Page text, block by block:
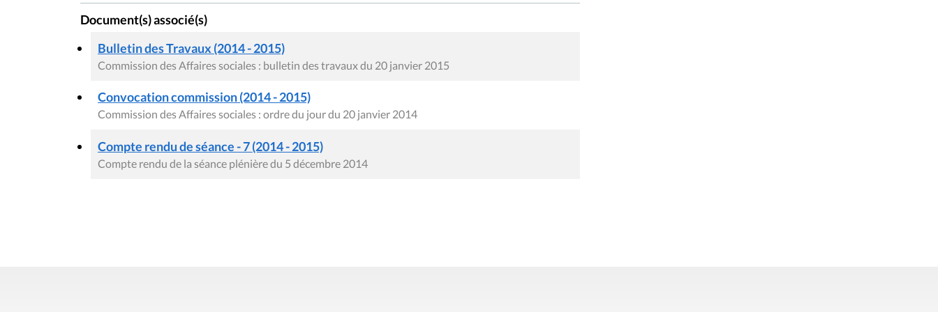
Document(s) associé(s)
Bulletin des Travaux (2014 - 2015)
Commission des Affaires sociales : bulletin des travaux du 20 janvier 2015
Convocation commission (2014 - 2015)
Commission des Affaires sociales : ordre du jour du 20 janvier 2014
Compte rendu de séance - 7 (2014 - 2015)
Compte rendu de la séance plénière du 5 décembre 2014